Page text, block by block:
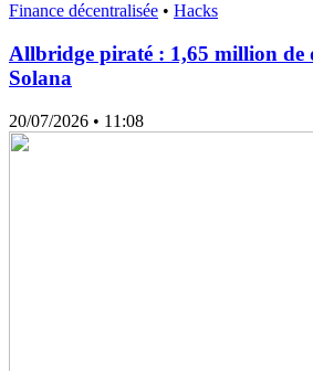
Finance décentralisée • Hacks
Allbridge piraté : 1,65 million de
Solana
20/07/2026 • 11:08